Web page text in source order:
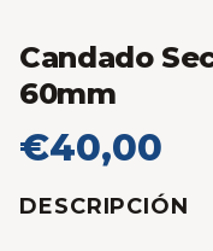
Candado
60mm
€40,00
DESCRIPCIÓN